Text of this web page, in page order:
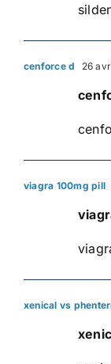
cenforce d 26
viagra 100mg pill
xenical vs